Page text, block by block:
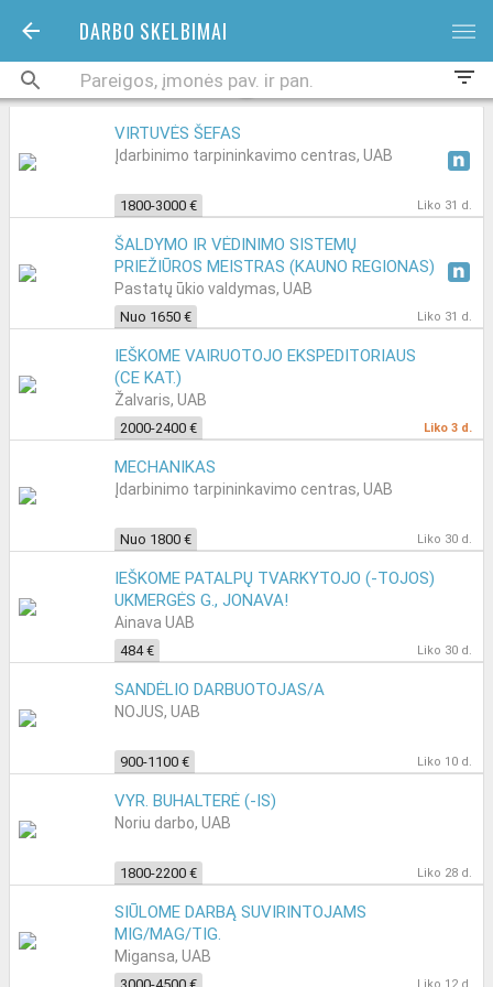
DARBO SKELBIMAI bars
filter_list
VIRTUVĖS ŠEFAS
Įdarbinimo tarpininkavimo centras, UAB
1800-3000 € Liko 31 d.
ŠALDYMO IR VĖDINIMO SISTEMŲ
PRIEŽIŪROS MEISTRAS (KAUNO REGIONAS)
Pastatų ūkio valdymas, UAB
Nuo 1650 € Liko 31 d.
IEŠKOME VAIRUOTOJO EKSPEDITORIAUS
(CE KAT.)
Žalvaris, UAB
2000-2400 € Liko 3 d.
MECHANIKAS
Įdarbinimo tarpininkavimo centras, UAB
Nuo 1800 € Liko 30 d.
IEŠKOME PATALPŲ TVARKYTOJO (-TOJOS)
UKMERGĖS G., JONAVA!
Ainava UAB
484 € Liko 30 d.
SANDĖLIO DARBUOTOJAS/A
NOJUS, UAB
900-1100 € Liko 10 d.
VYR. BUHALTERĖ (-IS)
Noriu darbo, UAB
1800-2200 € Liko 28 d.
SIŪLOME DARBĄ SUVIRINTOJAMS
MIG/MAG/TIG.
Migansa, UAB